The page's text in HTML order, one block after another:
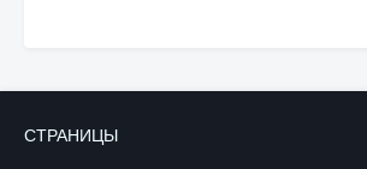
СТРАНИЦЫ